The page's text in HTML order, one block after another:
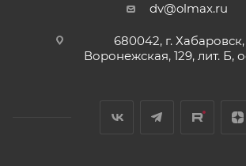
dv@olmax.ru
680042, г. Хабаровск,
Воронежская, 129, лит. Б,